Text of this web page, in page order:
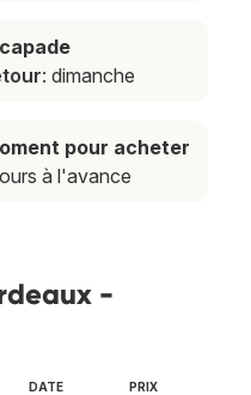
: dimanche
pour acheter
à l'avance
-
DATE PRIX